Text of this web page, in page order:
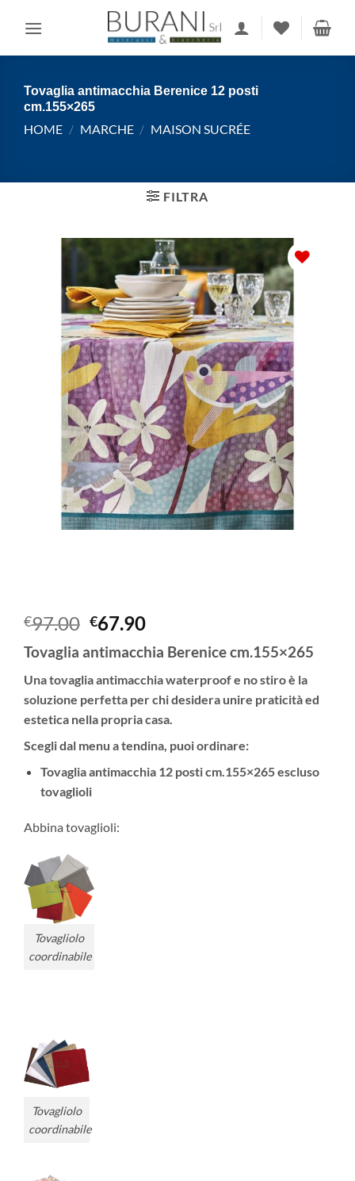
Tovaglia antimacchia Berenice 12 posti
cm.155×265
HOME / MARCHE / MAISON SUCRÉE
FILTRA
€97.00 Il
prezzo
originale
era:
€97.00.
€67.90Il
prezzo
attuale
è:
€67.90.
Tovaglia antimacchia Berenice cm.155×265
Unatovaglia antimacchia waterproof e no stiroè la
soluzione perfetta per chi desidera unire praticità ed
estetica nella propria casa.
Scegli dal menu a tendina, puoi ordinare:
Tovaglia antimacchia 12 posticm.155×265 escluso
tovaglioli
Abbina tovaglioli:
Tovagliolo
coordinabile
Tovagliolo
coordinabile